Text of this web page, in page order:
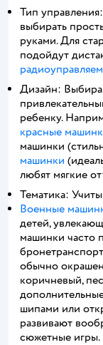
Тип
выбирать
руками. Для
подойдут
Дизайн:
ребенку.
красные
машинки
машинки
любят мягкие
Тематика:
Военные
детей,
машинки часто
обычно
коричневый,
шипами или
развивают
сюжетные игры.